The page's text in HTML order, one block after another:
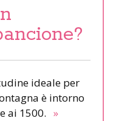
ideale per
è intorno
ai 1500. »